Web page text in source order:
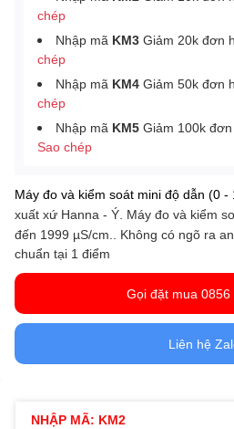
chép
Nhập mã KM3 Giảm 20k đơn
chép
Nhập mã KM4 Giảm 50k đơn
chép
Nhập mã KM5 Giảm 100k
Sao chép
Máy đo và kiểm soát mini độ dẫn (0 -
xuất xứ Hanna - Ý. Máy đo và kiểm
đến 1999 µS/cm.. Không có ngõ ra
chuẩn tại 1 điểm
Gọi đặt mua 0856
Liên hệ
NHẬP MÃ: KM2